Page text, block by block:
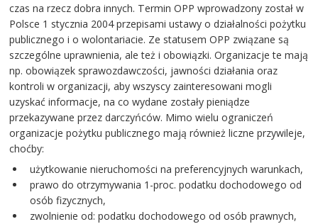
czas na rzecz dobra innych. Termin OPP wprowadzony został w
Polsce 1 stycznia 2004 przepisami ustawy o działalności pożytku
publicznego i o wolontariacie. Ze statusem OPP związane są
szczególne uprawnienia, ale też i obowiązki. Organizacje te mają
np. obowiązek sprawozdawczości, jawności działania oraz
kontroli w organizacji, aby wszyscy zainteresowani mogli
uzyskać informacje, na co wydane zostały pieniądze
przekazywane przez darczyńców. Mimo wielu ograniczeń
organizacje pożytku publicznego mają również liczne przywileje,
choćby:
użytkowanie nieruchomości na preferencyjnych warunkach,
prawo do otrzymywania 1-proc. podatku dochodowego od
osób fizycznych,
zwolnienie od: podatku dochodowego od osób prawnych,